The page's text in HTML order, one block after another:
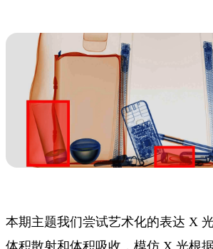
本期主题我们尝试艺术化的表达 X
体积散射和体积吸收，模仿 X 光根